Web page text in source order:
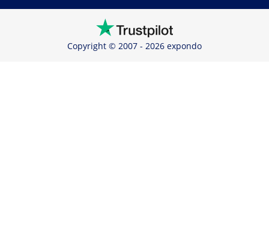
Copyright © 2007 - 2026 expondo